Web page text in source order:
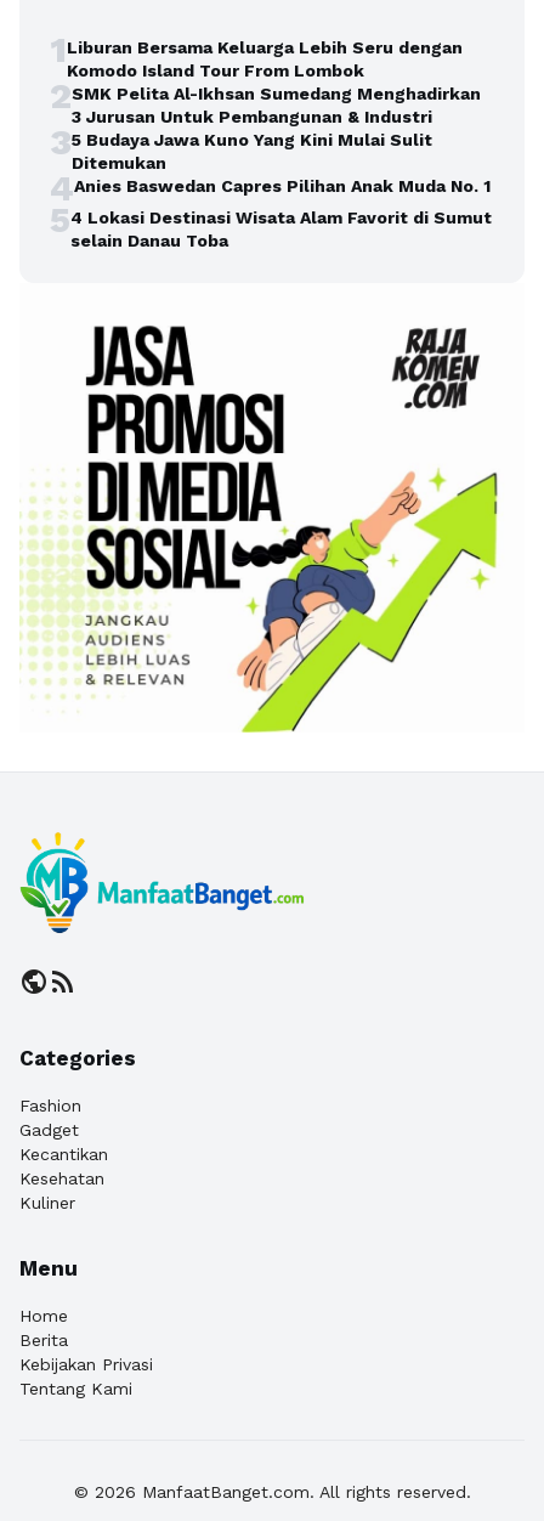
1Liburan Bersama Keluarga Lebih Seru dengan
Komodo Island Tour From Lombok
2SMK Pelita Al-Ikhsan Sumedang Menghadirkan
3 Jurusan Untuk Pembangunan & Industri
35 Budaya Jawa Kuno Yang Kini Mulai Sulit
Ditemukan
4Anies Baswedan Capres Pilihan Anak Muda No. 1
54 Lokasi Destinasi Wisata Alam Favorit di Sumut
selain Danau Toba
publicrss_feed
Categories
Fashion
Gadget
Kecantikan
Kesehatan
Kuliner
Menu
Home
Berita
Kebijakan Privasi
Tentang Kami
© 2026 ManfaatBanget.com. All rights reserved.